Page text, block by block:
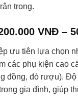
trọng.
VNĐ –
ưu tiên lựa chọn
các phụ kiện cao
đồng, đỏ rượu).
gia đình, giúp